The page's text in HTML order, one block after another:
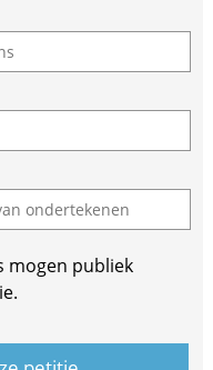
mogen publiek